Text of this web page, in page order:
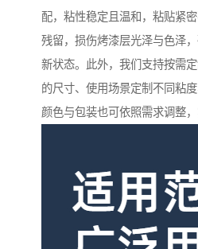
配，粘性稳定且温和，粘贴紧
残留，损伤烤漆层光泽与色泽
新状态。此外，我们支持按需
的尺寸、使用场景定制不同粘
颜色与包装也可依照需求调整，